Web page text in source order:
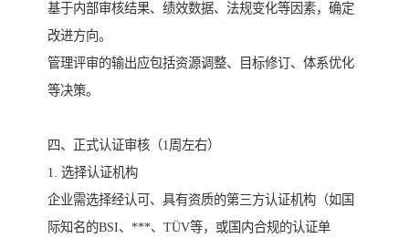
基于内部审核结果、绩效数据、法规变化等因素，确定
改进方向。
管理评审的输出应包括资源调整、目标修订、体系优化
等决策。
四、正式认证审核（1周左右）
1. 选择认证机构
企业需选择经认可、具有资质的第三方认证机构（如国
际知名的BSI、***、TÜV等，或国内合规的认证单